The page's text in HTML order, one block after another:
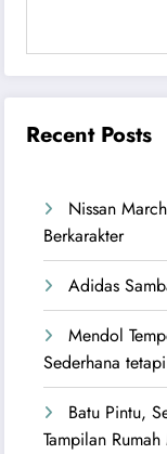
Recent Posts
Nissan
Berkarakter
Adidas
Mendol
Sederhana
Batu Pintu,
Tampilan